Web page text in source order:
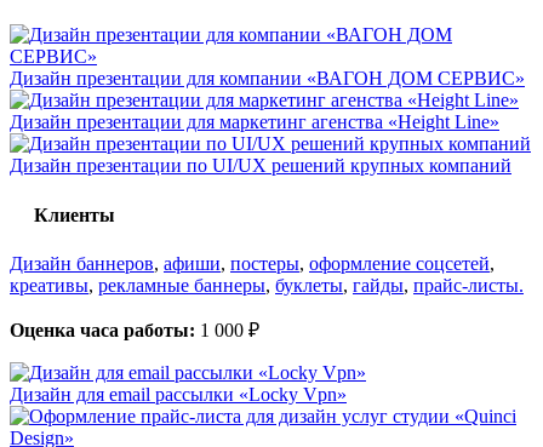
Дизайн презентации для компании «ВАГОН ДОМ СЕРВИС»
Дизайн презентации для маркетинг агенства «Height Line»
Дизайн презентации по UI/UX решений крупных компаний
Клиенты
Дизайн баннеров, афиши, постеры, оформление соцсетей,
креативы, рекламные баннеры, буклеты, гайды, прайс-листы.
Оценка часа работы: 1 000 ₽
Дизайн для email рассылки «Locky Vpn»